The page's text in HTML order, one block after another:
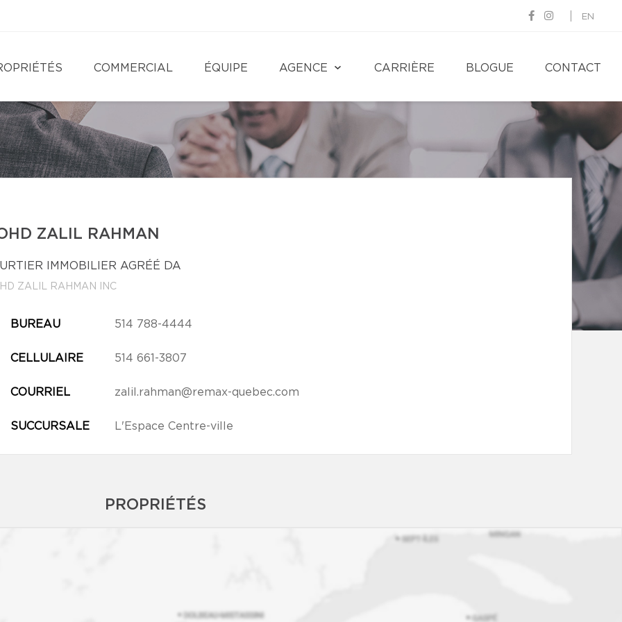
EN
COMMERCIAL ÉQUIPE AGENCE CARRIÈRE BLOGUE CONTACT
ZALIL RAHMAN
IMMOBILIER AGRÉÉ DA
ZALIL RAHMAN INC
BUREAU 514 788-4444
CELLULAIRE 514 661-3807
COURRIEL zalil.rahman@remax-quebec.com
SUCCURSALE L'Espace Centre-ville
PROPRIÉTÉS